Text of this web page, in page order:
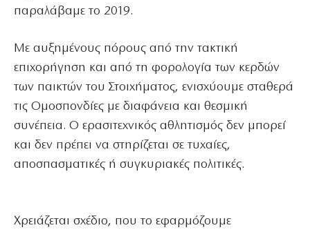
παραλάβαμε το 2019.
Με αυξημένους πόρους από την τακτική
επιχορήγηση και από τη φορολογία των κερδών
των παικτών του Στοιχήματος, ενισχύουμε σταθερά
τις Ομοσπονδίες με διαφάνεια και θεσμική
συνέπεια. Ο ερασιτεχνικός αθλητισμός δεν μπορεί
και δεν πρέπει να στηρίζεται σε τυχαίες,
αποσπασματικές ή συγκυριακές πολιτικές.
Χρειάζεται σχέδιο, που το εφαρμόζουμε